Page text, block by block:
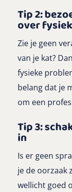
Tip 2:
over
Zie je geen
van je kat?
fysieke
belang dat je
om een
Tip 3:
in
Is er geen
je de oorzaak
wellicht goed